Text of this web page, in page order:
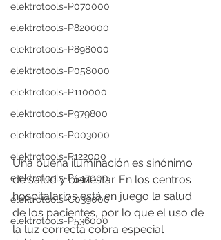
elektrotools-P070000
elektrotools-P820000
elektrotools-P898000
elektrotools-P058000
elektrotools-P110000
elektrotools-P979800
elektrotools-P003000
elektrotools-P122000
elektrotools-P547000
elektrotools-C039000
elektrotools-P536000
Una buena iluminación es sinónimo
de salud y bienestar. En los centros
hospitalarios está en juego la salud
de los pacientes, por lo que el uso de
la luz correcta cobra especial